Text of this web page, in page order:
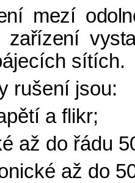
mezí
zařízení
sítích.
rušení jsou:
a flikr;
až do řádu
až do